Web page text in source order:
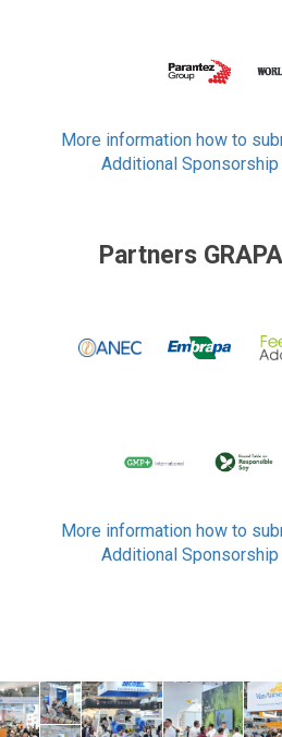
More information how to
Additional
Partners
More information how to
Additional